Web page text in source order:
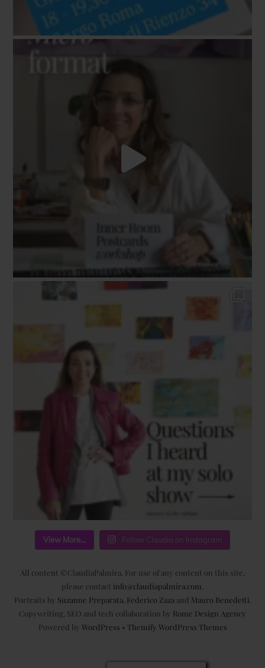
View More... Follow Claudia on Instagram
All content ©ClaudiaPalmira. For use of any content on this site,
please contact info@claudiapalmira.com
Portraits by Suzanne Preparata Federico Zaza and Mauro Benedetti
Copywriting, SEO and tech collaboration by Rome Design Agency
Powered by WordPress • Themify WordPress Themes